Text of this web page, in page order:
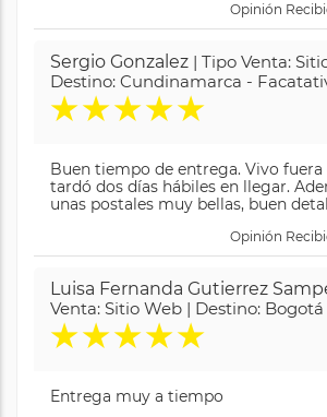
Opinión
Sergio Gonzalez | Tipo Venta:
Destino: Cundinamarca -
★★★★★
Buen tiempo de entrega. Vivo
tardó dos días hábiles en llegar.
unas postales muy bellas, buen
Opinión
Luisa Fernanda Gutierrez
Venta: Sitio Web | Destino:
★★★★★
Entrega muy a tiempo